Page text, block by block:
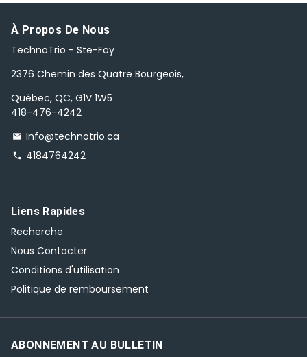
À Propos De Nous
TechnoTrio - Ste-Foy
2376 Chemin des Quatre Bourgeois,
Québec, QC, G1V 1W5
418-476-4242
email Info@technotrio.ca
phone 4184764242
Liens Rapides
Recherche
Nous Contacter
Conditions d'utilisation
Politique de remboursement
ABONNEMENT AU BULLETIN